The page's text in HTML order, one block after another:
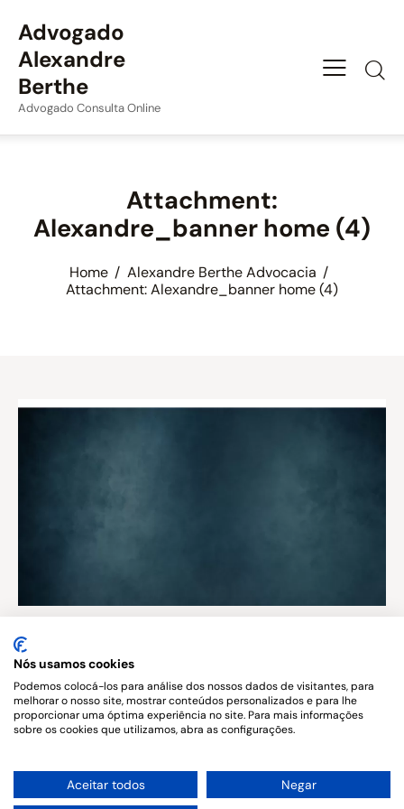
Advogado
Alexandre
Berthe
Advogado Consulta Online
Attachment:
Alexandre_banner home (4)
Home
Alexandre Berthe Advocacia
Attachment: Alexandre_banner home (4)
Published in
Alexandre Berthe
Advocacia
Nós usamos cookies
Podemos colocá-los para análise dos nossos dados de visitantes, para
melhorar o nosso site, mostrar conteúdos personalizados e para lhe
proporcionar uma óptima experiência no site. Para mais informações
sobre os cookies que utilizamos, abra as configurações.
Aceitar todos Negar